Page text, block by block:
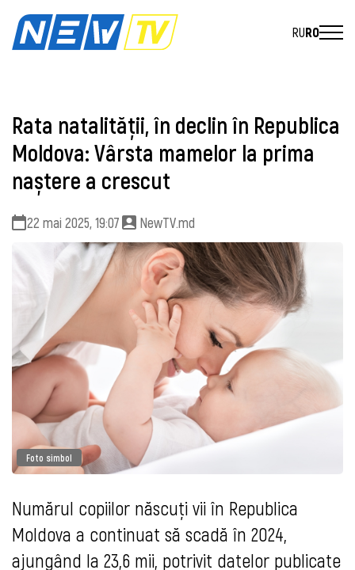
RURO
Rata natalită ţii, în declin în Republica
Moldova: Vârsta mamelor la prima
naștere a crescut
22 mai 2025, 19:07 NewTV.md
Foto simbol
Numărul copiilor născuți vii în Republica
Moldova a continuat să scadă în 2024,
ajungând la 23,6 mii, potrivit datelor publicate